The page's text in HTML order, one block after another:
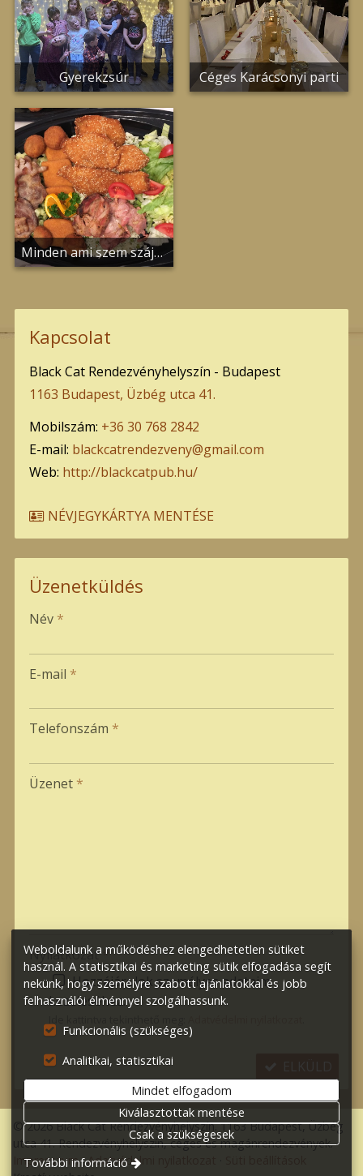
Gyerekzsúr Céges Karácsonyi parti
Minden ami szem szájnak ingere...
Kapcsolat
Black Cat Rendezvényhelyszín - Budapest
1163 Budapest, Üzbég utca 41.
Mobilszám: +36 30 768 2842
E-mail: blackcatrendezveny@gmail.com
Web: http://blackcatpub.hu/
NÉVJEGYKÁRTYA MENTÉSE
Üzenetküldés
-
Név *
E-mail *
Telefonszám *
Üzenet *
Nyilatkozat *
Hozzájárulok személyes adataim
kezeléséhez.
© 2026 Black Cat Rendezvényhelyszín. 1163 Budapest, Üzbég
utca 41. Rendezvényhelyszín, céges és magánrendezvények.
Impresszum Adatvédelmi nyilatkozat
Weboldalunk a működéshez elengedhetetlen sütiket
használ. A statisztikai és marketing sütik elfogadása segít
nekünk, hogy személyre szabott ajánlatokkal és jobb
felhasználói élménnyel szolgálhassunk.
Funkcionális (szükséges)
Analitikai, statisztikai
Mindet elfogadom
Kiválasztottak mentése
Csak a szükségesek
További információ